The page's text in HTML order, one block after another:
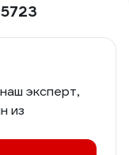
эксперт,
из